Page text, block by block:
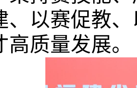
、以赛促教
高质量发展。